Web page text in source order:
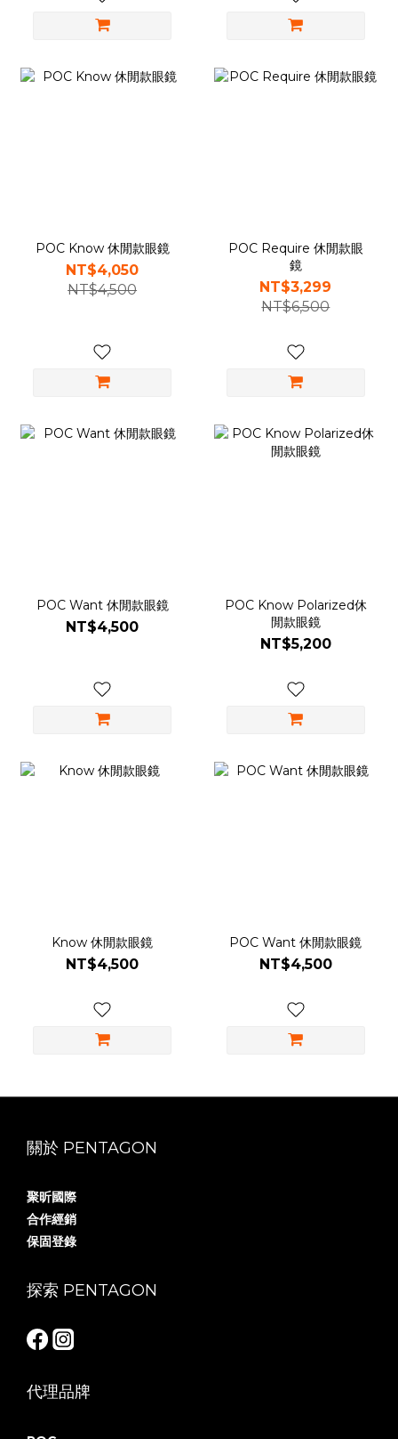
POC Know 休閒款眼鏡
NT$4,050
NT$4,500
POC Require 休閒款眼
鏡
NT$3,299
NT$6,500
POC Want 休閒款眼鏡
NT$4,500
POC Know Polarized休
閒款眼鏡
NT$5,200
Know 休閒款眼鏡
NT$4,500
POC Want 休閒款眼鏡
NT$4,500
關於 PENTAGON
聚昕國際
合作經銷
保固登錄
探索 PENTAGON
代理品牌